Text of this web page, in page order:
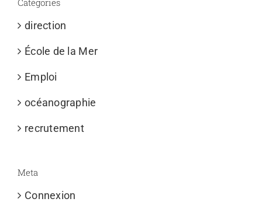
Catégories
direction
École de la Mer
Emploi
océanographie
recrutement
Meta
Connexion